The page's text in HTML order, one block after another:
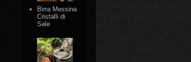
Birra Messina
Cristalli di
Sale